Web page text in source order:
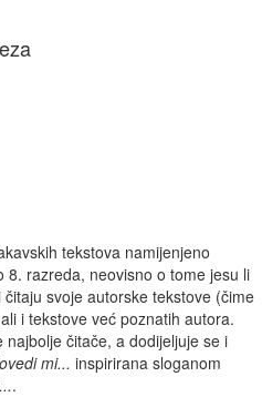
tekstova namijenjeno
8. razreda, neovisno o tome jesu li
svoje autorske tekstove (čime
i tekstove već poznatih autora.
čitače, a dodijeljuje se i
mi... inspirirana sloganom
.